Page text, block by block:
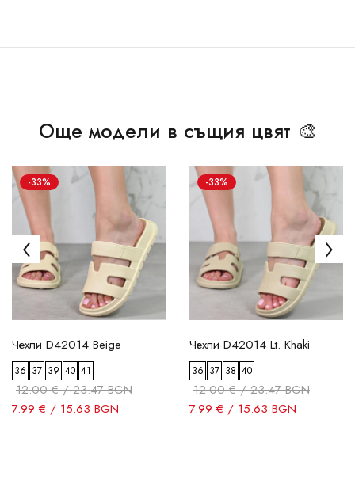
Още модели в същия цвят 🎨
-33%
Чехли D42014 Beige
36 37 39 40 41
12.00 € / 23.47 BGN
7.99 € / 15.63 BGN
-33%
Чехли D42014 Lt. Khaki
36 37 38 40
12.00 € / 23.47 BGN
7.99 € / 15.63 BGN